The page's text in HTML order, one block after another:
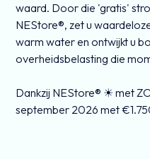
waard. Door die 'gratis'
NEStore®, zet u
warm water en ontwijkt u
overheidsbelasting die
Dankzij NEStore® ☀ met
september 2026 met